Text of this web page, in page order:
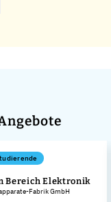
Bereich Elektronik
Fabrik GmbH